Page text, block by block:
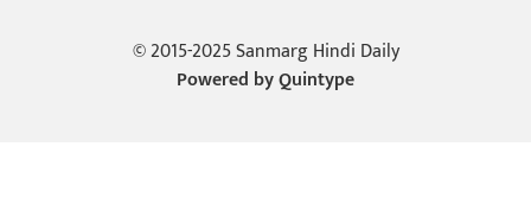
© 2015-2025 Sanmarg Hindi Daily
Powered byQuintype